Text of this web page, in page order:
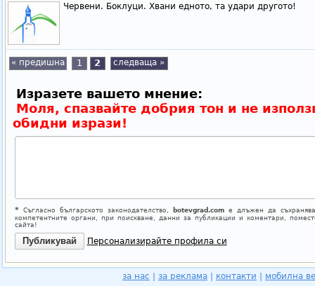
Червени. Боклуци. Хвани едното, та удари другото!
« предишна 1 2 следваща »
Изразете вашето мнение:
Моля, спазвайте добрия тон и не
обидни изрази!
*Съгласно българското законодателство, botevgrad.comе длъжен да
компетентните органи, при поискване, данни за публикации и коментари,
сайта!
Персонализирайте профила си
за нас за реклама контакти
мобилна